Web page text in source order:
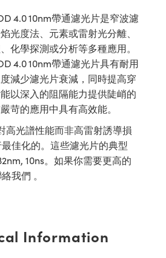
4.0 10nm帶通濾光片是窄波濾
光度法、元素或雷射光分離、
化學探測或分析等多種應用。
4.0 10nm帶通濾光片具有耐用
減少濾光片衰減，同時提高穿
以深入的阻隔能力提供陡峭的
苛的應用中具有高效能。
高光譜性能而非高雷射誘導損
佳化的。這些濾光片的典型
10ns。如果你需要更高的
我們 。
Information